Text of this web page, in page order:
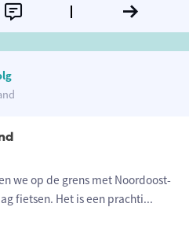
we op de grens met Noordoost-
fietsen. Het is een prachti...